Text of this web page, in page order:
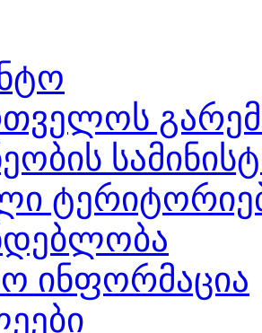
ინფორმაცია